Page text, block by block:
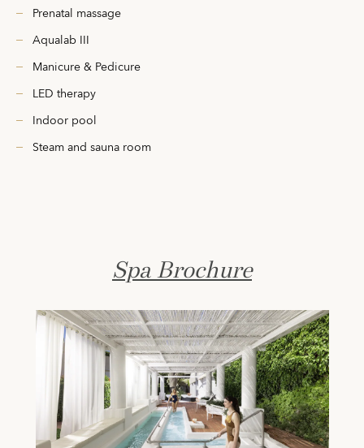
Prenatal massage
Aqualab III
Manicure & Pedicure
LED therapy
Indoor pool
Steam and sauna room
Spa Brochure